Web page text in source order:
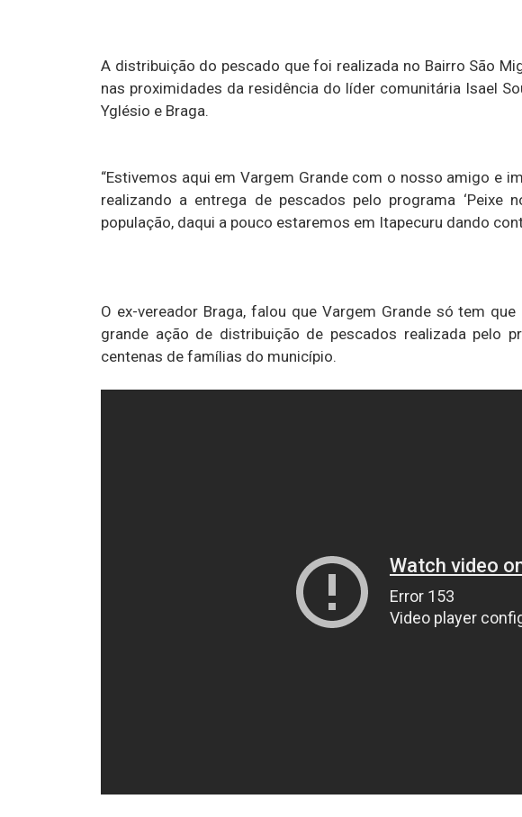
A distribuição do pescado que foi realizada no Bairro São
nas proximidades da residência do líder comunitária Isael
Yglésio e Braga.
“Estivemos aqui em Vargem Grande com o nosso amigo e
realizando a entrega de pescados pelo programa ‘Peixe
população, daqui a pouco estaremos em Itapecuru dando
O ex-vereador Braga, falou que Vargem Grande só tem
grande ação de distribuição de pescados realizada pelo
centenas de famílias do município.